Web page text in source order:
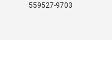
559527-9703